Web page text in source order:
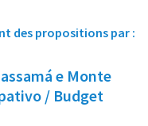
des propositions par :
e Monte
/ Budget